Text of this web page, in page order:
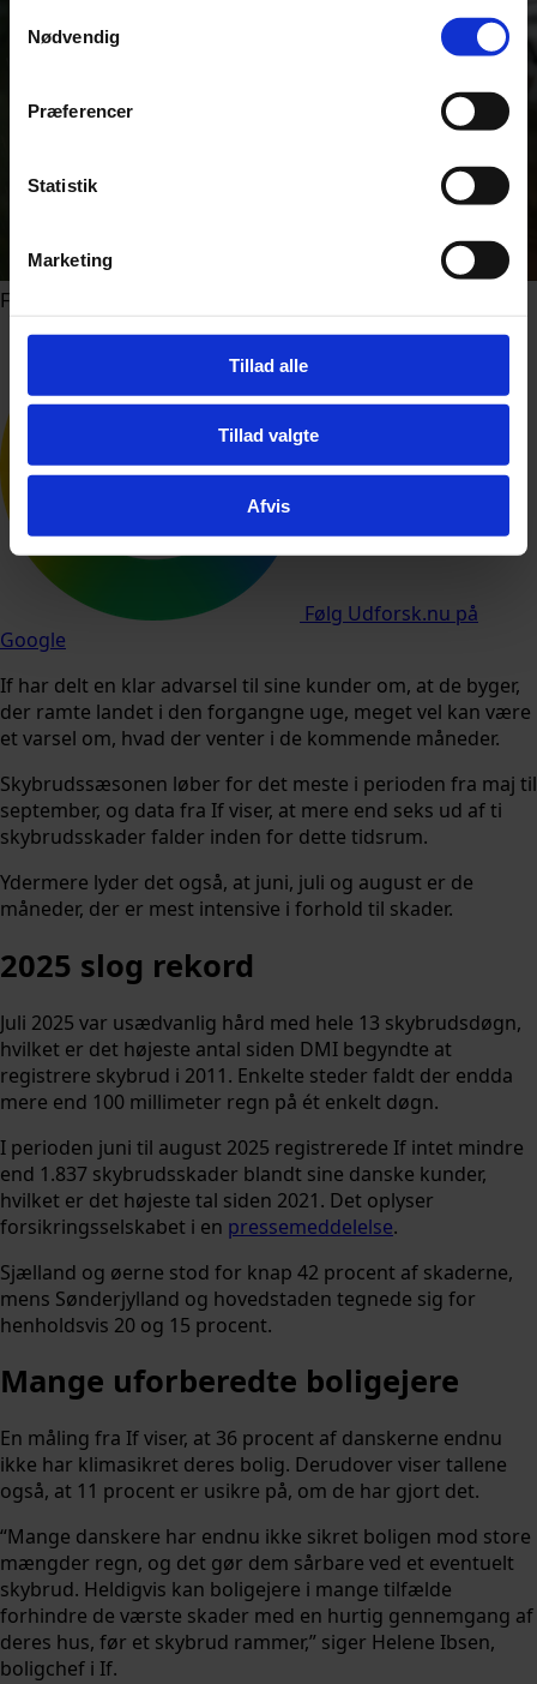
Nødvendig
Præferencer
Statistik
Marketing
Tillad alle
Tillad valgte
Afvis
Foto: Shutterstock.com
Følg Udforsk.nu på
Google
If har delt en klar advarsel til sine kunder om, at de byger,
der ramte landet i den forgangne uge, meget vel kan være
et varsel om, hvad der venter i de kommende måneder.
Skybrudssæsonen løber for det meste i perioden fra maj til
september, og data fra If viser, at mere end seks ud af ti
skybrudsskader falder inden for dette tidsrum.
Ydermere lyder det også, at juni, juli og august er de
måneder, der er mest intensive i forhold til skader.
2025 slog rekord
Juli 2025 var usædvanlig hård med hele 13 skybrudsdøgn,
hvilket er det højeste antal siden DMI begyndte at
registrere skybrud i 2011. Enkelte steder faldt der endda
mere end 100 millimeter regn på ét enkelt døgn.
I perioden juni til august 2025 registrerede If intet mindre
end 1.837 skybrudsskader blandt sine danske kunder,
hvilket er det højeste tal siden 2021. Det oplyser
forsikringsselskabet i en pressemeddelelse.
Sjælland og øerne stod for knap 42 procent af skaderne,
mens Sønderjylland og hovedstaden tegnede sig for
henholdsvis 20 og 15 procent.
Mange uforberedte boligejere
En måling fra If viser, at 36 procent af danskerne endnu
ikke har klimasikret deres bolig. Derudover viser tallene
også, at 11 procent er usikre på, om de har gjort det.
“Mange danskere har endnu ikke sikret boligen mod store
mængder regn, og det gør dem sårbare ved et eventuelt
skybrud. Heldigvis kan boligejere i mange tilfælde
forhindre de værste skader med en hurtig gennemgang af
deres hus, før et skybrud rammer,” siger Helene Ibsen,
boligchef i If.